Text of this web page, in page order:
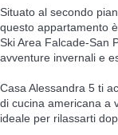
Situato al secondo
questo appartamento
Ski Area Falcade-San
avventure invernali e
Casa Alessandra 5 ti
di cucina americana a
ideale per rilassarti